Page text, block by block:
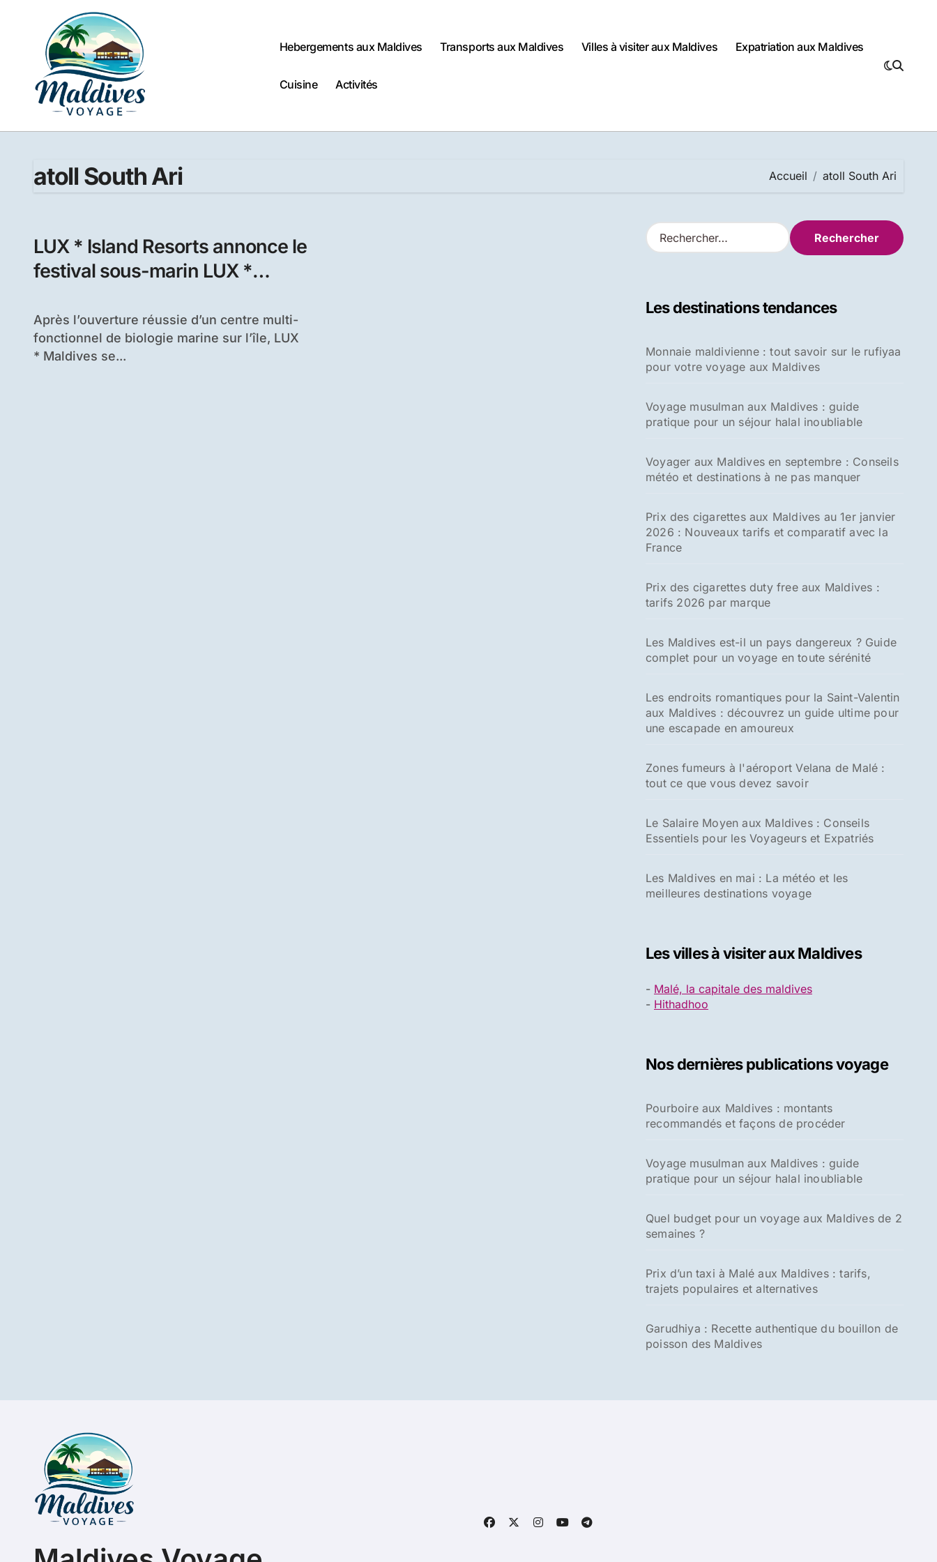
Hebergements aux Maldives Transports aux Maldives Villes à visiter aux Maldives Expatriation aux Maldives
Cuisine Activités
atoll South Ari Accueil atoll South Ari
LUX * Island Resorts annonce le
festival sous-marin LUX *
Après l’ouverture réussie d’un centre multi-
fonctionnel de biologie marine sur l’île, LUX
* Maldives se...
R
e
r
e
r
Les destinations tendances
Monnaie maldivienne : tout savoir sur le rufiyaa
pour votre voyage aux Maldives
Voyage musulman aux Maldives : guide
pratique pour un séjour halal inoubliable
Voyager aux Maldives en septembre : Conseils
météo et destinations à ne pas manquer
Prix des cigarettes aux Maldives au 1er janvier
2026 : Nouveaux tarifs et comparatif avec la
France
Prix des cigarettes duty free aux Maldives :
tarifs 2026 par marque
Les Maldives est-il un pays dangereux ? Guide
complet pour un voyage en toute sérénité
Les endroits romantiques pour la Saint-Valentin
aux Maldives : découvrez un guide ultime pour
une escapade en amoureux
Zones fumeurs à l'aéroport Velana de Malé :
tout ce que vous devez savoir
Le Salaire Moyen aux Maldives : Conseils
Essentiels pour les Voyageurs et Expatriés
Les Maldives en mai : La météo et les
meilleures destinations voyage
Les villes à visiter aux Maldives
- Malé, la capitale des maldives
- Hithadhoo
Nos dernières publications voyage
Pourboire aux Maldives : montants
recommandés et façons de procéder
Voyage musulman aux Maldives : guide
pratique pour un séjour halal inoubliable
Quel budget pour un voyage aux Maldives de 2
semaines ?
Prix d’un taxi à Malé aux Maldives : tarifs,
trajets populaires et alternatives
Garudhiya : Recette authentique du bouillon de
poisson des Maldives